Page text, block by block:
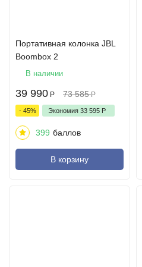
Портативная колонка JBL
Boombox 2
В наличии
39 990 Р 73 585 Р
- 45% Экономия 33 595 Р
399 баллов
В корзину